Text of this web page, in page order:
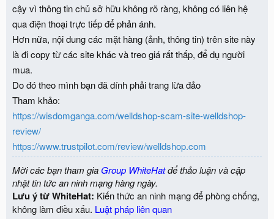
cậy vì thông tin chủ sở hữu không rõ ràng, không có liên hệ
qua điện thoại trực tiếp để phản ánh.
Hơn nữa, nội dung các mặt hàng (ảnh, thông tin) trên site này
là đi copy từ các site khác và treo giá rất thấp, để dụ người
mua.
Do đó theo mình bạn đã dính phải trang lừa đảo
Tham khảo:
https://wisdomganga.com/welldshop-scam-site-welldshop-
review/
https://www.trustpilot.com/review/welldshop.com
Mời các bạn tham gia Group WhiteHatđể thảo luận và cập
nhật tin tức an ninh mạng hàng ngày.
Lưu ý từ WhiteHat: Kiến thức an ninh mạng để phòng chống,
không làm điều xấu. Luật pháp liên quan